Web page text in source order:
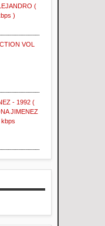
(
)
VOL
- 1992 (
JIMENEZ
kbps